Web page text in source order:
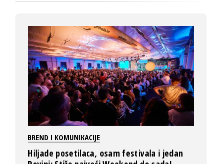
BREND I KOMUNIKACIJE
Hiljade posetilaca, osam festivala i jedan